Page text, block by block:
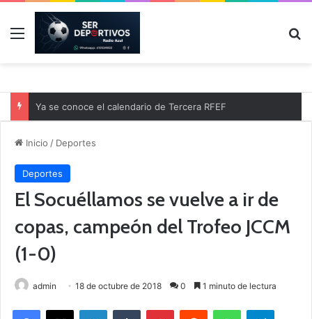
Menú
Ya se conoce el calendario de Tercera RFEF
Inicio / Deportes
Deportes
El Socuéllamos se vuelve a ir de
copas, campeón del Trofeo JCCM
(1-0)
admin 18 de octubre de 2018 0 1 minuto de lectura